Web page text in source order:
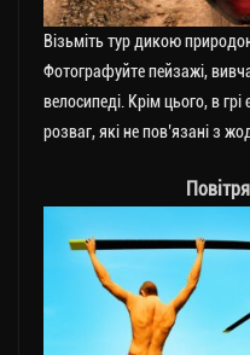
Візьміть тур дикою
Фотографуйте пейзажі,
велосипеді. Крім цього, в
розваг, які не пов’язані з